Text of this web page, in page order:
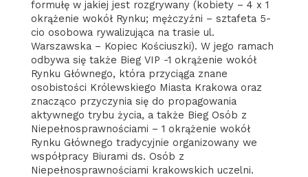
formułę w jakiej jest rozgrywany (kobiety – 4 x 1
okrążenie wokół Rynku; mężczyźni – sztafeta 5-
cio osobowa rywalizująca na trasie ul.
Warszawska – Kopiec Kościuszki). W jego ramach
odbywa się także Bieg VIP -1 okrążenie wokół
Rynku Głównego, która przyciąga znane
osobistości Królewskiego Miasta Krakowa oraz
znacząco przyczynia się do propagowania
aktywnego trybu życia, a także Bieg Osób z
Niepełnosprawnościami – 1 okrążenie wokół
Rynku Głównego tradycyjnie organizowany we
współpracy Biurami ds. Osób z
Niepełnosprawnościami krakowskich uczelni.